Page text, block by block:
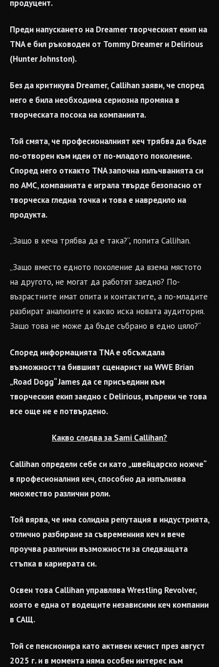
продуцент.
Преди напускането на Dreamer творческият екип на
TNA е бил ръководен от Tommy Dreamer и Delirious
(Hunter Johnston).
Без да критикува Dreamer, Callihan заяви, че според
него е била необходима сериозна промяна в
творческата посока на компанията.
Той смята, че професионалният кеч трябва да бъде
по-отворен към идеи от по-младото поколение.
Според него откакто TNA започна излъчванията си
по AMC, компанията е играла твърде безопасно от
творческа гледна точка и това е навредило на
продукта.
„Защо в кеча трябва да е така?“, попита Callihan.
„Защо вместо едното поколение да взема мястото
на другото, не могат да работят заедно? По-
възрастните имат опита и контактите, а по-младите
разбират анализите и какво иска новата аудитория.
Защо това не може да бъде събрано в едно цяло?“
Според информацията TNA е обсъждала
възможността бившият сценарист на WWE Brian
„Road Dogg“ James да се присъедини към
творческия екип заедно с Delirious, въпреки че това
все още не е потвърдено.
Какво следва за Sami Callihan?
Callihan определи себе си като „швейцарско ножче“
в професионалния кеч, способно да изпълнява
множество различни роли.
Той вярва, че има солидна репутация в индустрията,
отлично разбиране за съвременния кеч и вече
проучва различни възможности за следващата
стъпка в кариерата си.
Освен това Callihan управлява Wrestling Revolver,
която е една от водещите независими кеч компании
в САЩ.
Той се пенсионира като активен кечист през август
2025 г. и в момента няма особен интерес към